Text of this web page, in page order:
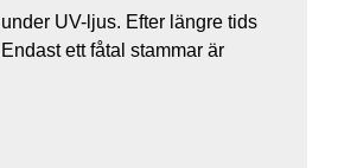
UV-ljus. Efter längre tids
ett fåtal stammar är